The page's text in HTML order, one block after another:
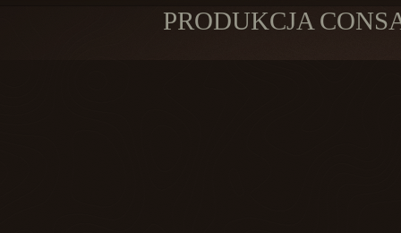
PRODUKCJA